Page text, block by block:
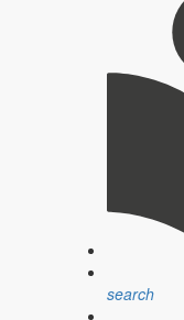
search